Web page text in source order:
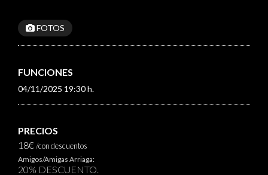
FOTOS
FUNCIONES
04/11/2025 19:30 h.
PRECIOS
18€/con descuentos
Amigos/Amigas Arriaga:
20% DESCUENTO.